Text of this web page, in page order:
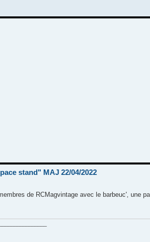
stand" MAJ 22/04/2022
de RCMagvintage avec le barbeuc', une